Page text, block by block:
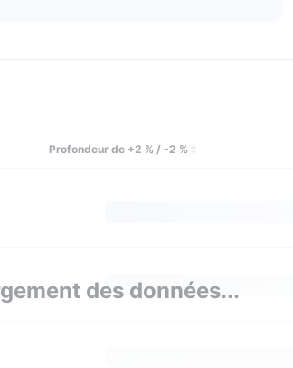
Profondeur de +2 % / -2 %
des données...